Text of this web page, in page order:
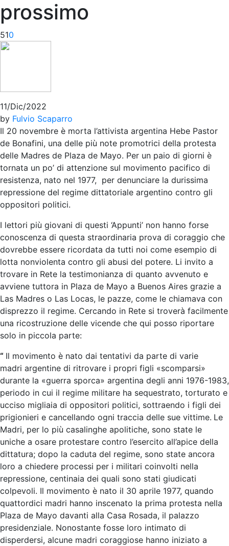
prossimo
510
11/Dic/2022
by Fulvio Scaparro
Il 20 novembre è morta l’attivista argentina Hebe Pastor
de Bonafini, una delle più note promotrici della protesta
delle Madres de Plaza de Mayo. Per un paio di giorni è
tornata un po’ di attenzione sul movimento pacifico di
resistenza, nato nel 1977, per denunciare la durissima
repressione del regime dittatoriale argentino contro gli
oppositori politici.
I lettori più giovani di questi ‘Appunti’ non hanno forse
conoscenza di questa straordinaria prova di coraggio che
dovrebbe essere ricordata da tutti noi come esempio di
lotta nonviolenta contro gli abusi del potere. Li invito a
trovare in Rete la testimonianza di quanto avvenuto e
avviene tuttora in Plaza de Mayo a Buenos Aires grazie a
Las Madres o Las Locas, le pazze, come le chiamava con
disprezzo il regime. Cercando in Rete si troverà facilmente
una ricostruzione delle vicende che qui posso riportare
solo in piccola parte:
“ Il movimento è nato dai tentativi da parte di varie
madri argentine di ritrovare i propri figli «scomparsi»
durante la «guerra sporca» argentina degli anni 1976-1983,
periodo in cui il regime militare ha sequestrato, torturato e
ucciso migliaia di oppositori politici, sottraendo i figli dei
prigionieri e cancellando ogni traccia delle sue vittime. Le
Madri, per lo più casalinghe apolitiche, sono state le
uniche a osare protestare contro l’esercito all’apice della
dittatura; dopo la caduta del regime, sono state ancora
loro a chiedere processi per i militari coinvolti nella
repressione, centinaia dei quali sono stati giudicati
colpevoli. Il movimento è nato il 30 aprile 1977, quando
quattordici madri hanno inscenato la prima protesta nella
Plaza de Mayo davanti alla Casa Rosada, il palazzo
presidenziale. Nonostante fosse loro intimato di
disperdersi, alcune madri coraggiose hanno iniziato a